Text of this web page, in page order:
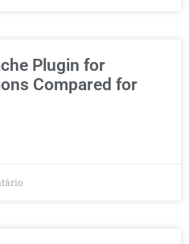
Plugin for
Compared for